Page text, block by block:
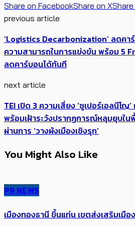
Share on FacebookShare on X
previous article
‘Logistics Decarbonization’ ลดค
ความสามารถในการแข่งขัน พร้อม 5
ลดคาร์บอนได้ทันที
next article
TEI เปิด 3 ความเสี่ยง​ ‘ซูเปอร์เอลนีโ
พร้อมเฝ้าระวังปรากฏการณ์หลุมยุบใน
ผ่านการ ‘วางผังเมืองเชิงรุก’
You Might Also Like
PR NEWS
เมืองทองธานี ขึ้นแท่น เขตส่งเสริมเมื